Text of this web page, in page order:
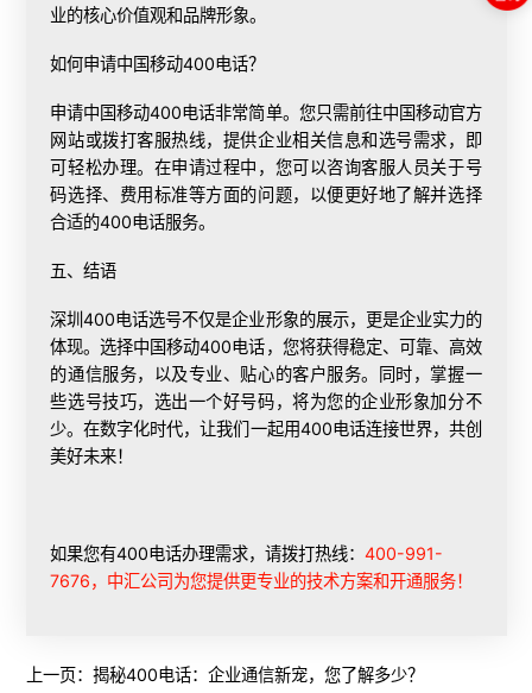
业的核心价值观和品牌形象。
如何申请中国移动400电话？
申请中国移动400电话非常简单。您只需前往中国移动官方
网站或拨打客服热线，提供企业相关信息和选号需求，即
可轻松办理。在申请过程中，您可以咨询客服人员关于号
码选择、费用标准等方面的问题，以便更好地了解并选择
合适的400电话服务。
五、结语
深圳400电话选号不仅是企业形象的展示，更是企业实力的
体现。选择中国移动400电话，您将获得稳定、可靠、高效
的通信服务，以及专业、贴心的客户服务。同时，掌握一
些选号技巧，选出一个好号码，将为您的企业形象加分不
少。在数字化时代，让我们一起用400电话连接世界，共创
美好未来！
如果您有400电话办理需求，请拨打热线：400-991-
7676，中汇公司为您提供更专业的技术方案和开通服务！
上一页： 揭秘400电话：企业通信新宠，您了解多少？